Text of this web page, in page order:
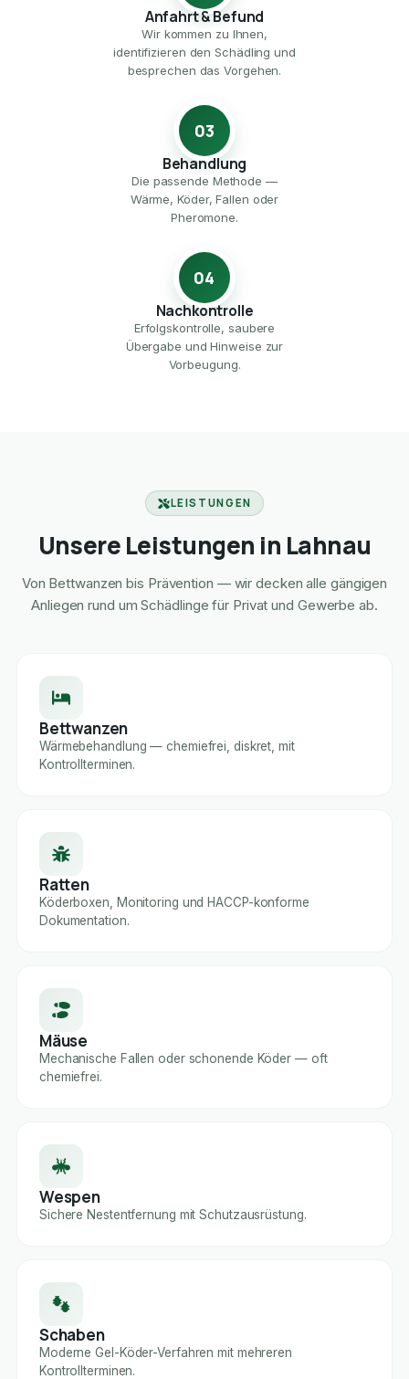
Anfahrt & Befund
Wir kommen zu Ihnen,
identifizieren den Schädling und
besprechen das Vorgehen.
03
Behandlung
Die passende Methode —
Wärme, Köder, Fallen oder
Pheromone.
04
Nachkontrolle
Erfolgskontrolle, saubere
Übergabe und Hinweise zur
Vorbeugung.
LEISTUNGEN
Unsere Leistungen in Lahnau
Von Bettwanzen bis Prävention — wir decken alle gängigen
Anliegen rund um Schädlinge für Privat und Gewerbe ab.
Bettwanzen
Wärmebehandlung — chemiefrei, diskret, mit
Kontrollterminen.
Ratten
Köderboxen, Monitoring und HACCP-konforme
Dokumentation.
Mäuse
Mechanische Fallen oder schonende Köder — oft
chemiefrei.
Wespen
Sichere Nestentfernung mit Schutzausrüstung.
Schaben
Moderne Gel-Köder-Verfahren mit mehreren
Kontrollterminen.